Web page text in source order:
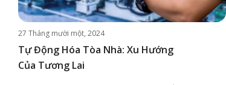
27 Tháng mười một, 2024
Tự Động Hóa Tòa Nhà: Xu Hướng
Của Tương Lai